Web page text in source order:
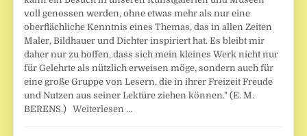
voll genossen werden, ohne etwas mehr als nur eine
oberflächliche Kenntnis eines Themas, das in allen Zeiten
Maler, Bildhauer und Dichter inspiriert hat. Es bleibt mir
daher nur zu hoffen, dass sich mein kleines Werk nicht nur
für Gelehrte als nützlich erweisen möge, sondern auch für
eine große Gruppe von Lesern, die in ihrer Freizeit Freude
und Nutzen aus seiner Lektüre ziehen können." (E. M.
BERENS.)Weiterlesen …